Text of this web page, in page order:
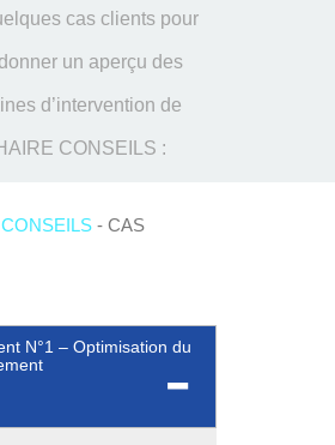
cas clients pour
un aperçu des
d’intervention de
CONSEILS :
- CAS
N°1 – Optimisation du